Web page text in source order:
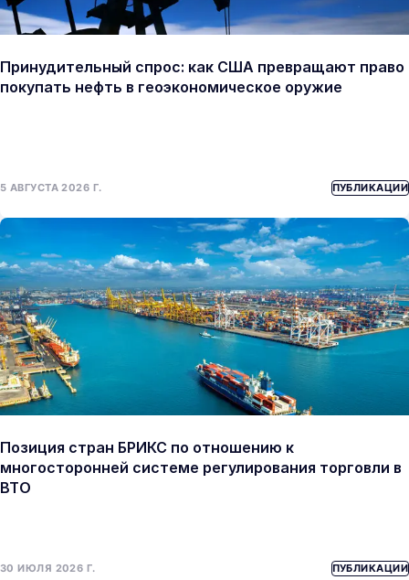
Принудительный спрос: как США превращают право
покупать нефть в геоэкономическое оружие
5 АВГУСТА 2026 Г. ПУБЛИКАЦИИ
Позиция стран БРИКС по отношению к
многосторонней системе регулирования торговли в
ВТО
30 ИЮЛЯ 2026 Г. ПУБЛИКАЦИИ